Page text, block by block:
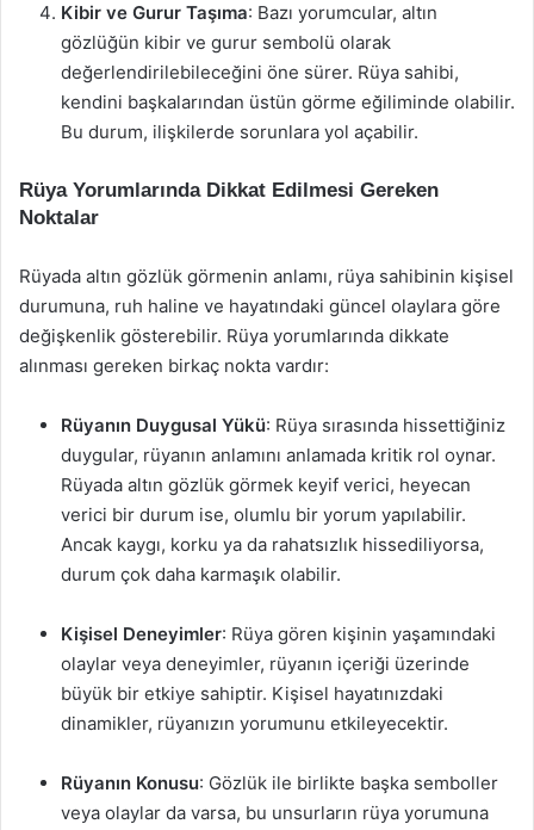
Kibir ve Gurur Taşıma: Bazı yorumcular, altın
gözlüğün kibir ve gurur sembolü olarak
değerlendirilebileceğini öne sürer. Rüya sahibi,
kendini başkalarından üstün görme eğiliminde olabilir.
Bu durum, ilişkilerde sorunlara yol açabilir.
Rüya Yorumlarında Dikkat Edilmesi Gereken
Noktalar
Rüyada altın gözlük görmenin anlamı, rüya sahibinin kişisel
durumuna, ruh haline ve hayatındaki güncel olaylara göre
değişkenlik gösterebilir. Rüya yorumlarında dikkate
alınması gereken birkaç nokta vardır:
Rüyanın Duygusal Yükü: Rüya sırasında hissettiğiniz
duygular, rüyanın anlamını anlamada kritik rol oynar.
Rüyada altın gözlük görmek keyif verici, heyecan
verici bir durum ise, olumlu bir yorum yapılabilir.
Ancak kaygı, korku ya da rahatsızlık hissediliyorsa,
durum çok daha karmaşık olabilir.
Kişisel Deneyimler: Rüya gören kişinin yaşamındaki
olaylar veya deneyimler, rüyanın içeriği üzerinde
büyük bir etkiye sahiptir. Kişisel hayatınızdaki
dinamikler, rüyanızın yorumunu etkileyecektir.
Rüyanın Konusu: Gözlük ile birlikte başka semboller
veya olaylar da varsa, bu unsurların rüya yorumuna